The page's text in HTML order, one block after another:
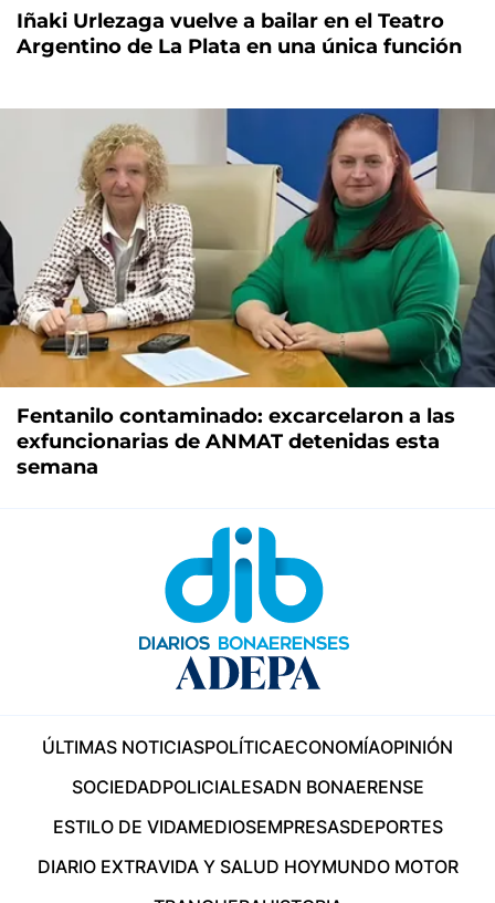
Iñaki Urlezaga vuelve a bailar en el Teatro
Argentino de La Plata en una única función
Fentanilo contaminado: excarcelaron a las
exfuncionarias de ANMAT detenidas esta
semana
ÚLTIMAS NOTICIASPOLÍTICAECONOMÍAOPINIÓN
SOCIEDADPOLICIALESADN BONAERENSE
ESTILO DE VIDAMEDIOSEMPRESASDEPORTES
DIARIO EXTRAVIDA Y SALUD HOYMUNDO MOTOR